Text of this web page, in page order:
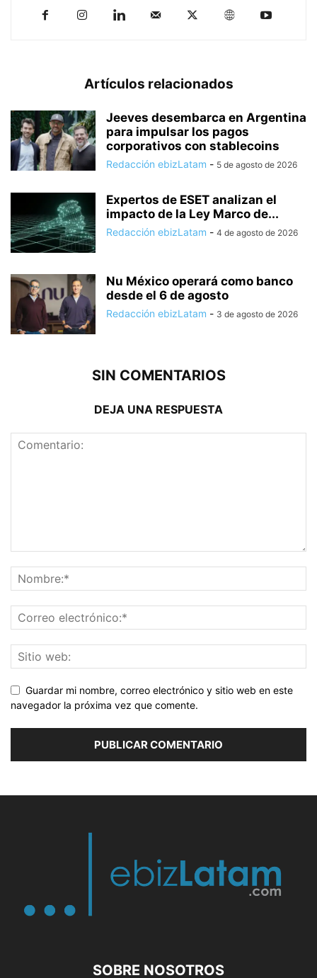
Artículos relacionados
Jeeves desembarca en Argentina
para impulsar los pagos
corporativos con stablecoins
Redacción ebizLatam - 5 de agosto de 2026
Expertos de ESET analizan el
impacto de la Ley Marco de...
Redacción ebizLatam - 4 de agosto de 2026
Nu México operará como banco
desde el 6 de agosto
Redacción ebizLatam - 3 de agosto de 2026
SIN COMENTARIOS
DEJA UNA RESPUESTA
Guardar mi nombre, correo electrónico y sitio web en este
navegador la próxima vez que comente.
SOBRE NOSOTROS